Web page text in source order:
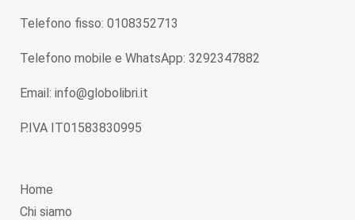
Telefono fisso: 0108352713
Telefono mobile e WhatsApp: 3292347882
Email: info@globolibri.it
P.IVA IT01583830995
Home
Chi siamo